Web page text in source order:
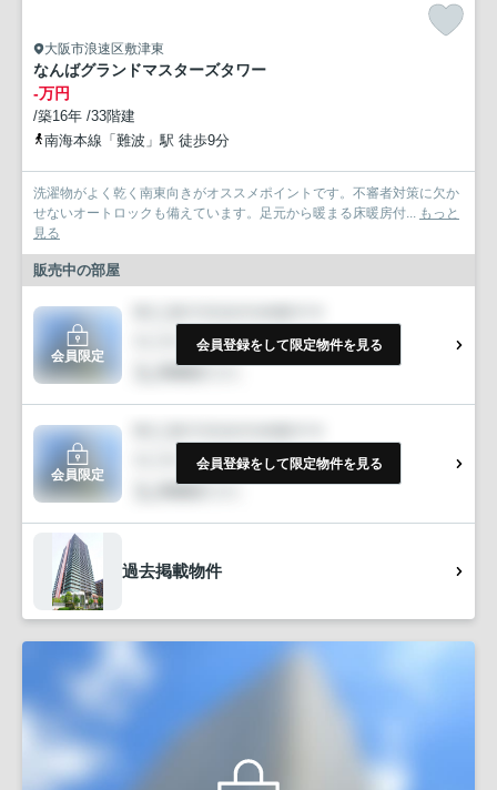
大阪市浪速区敷津東
なんばグランドマスターズタワー
-万円
/築16年 /33階建
南海本線「難波」駅 徒歩9分
洗濯物がよく乾く南東向きがオススメポイントです。不審者対策に欠か
せないオートロックも備えています。足元から暖まる床暖房付... もっと
見る
販売中の部屋
会員限定
会員登録をして限定物件を見る
会員限定
会員登録をして限定物件を見る
過去掲載物件